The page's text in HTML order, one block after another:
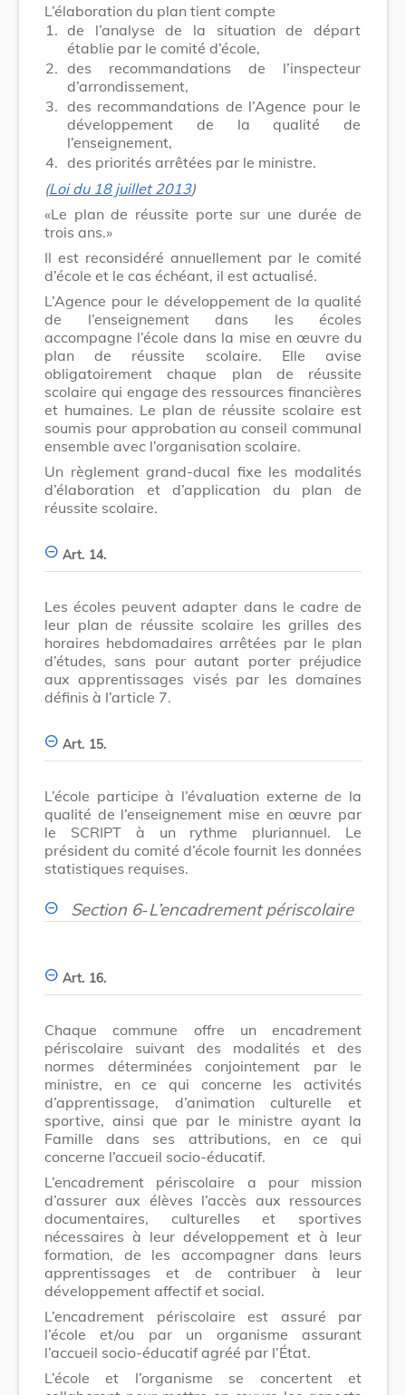
L’élaboration du plan tient compte
1. de l’analyse de la situation de départ
établie par le comité d’école,
2. des recommandations de l’inspecteur
d’arrondissement,
3. des recommandations de l’Agence pour le
développement de la qualité de
l’enseignement,
4. des priorités arrêtées par le ministre.
(Loi du 18 juillet 2013)
«Le plan de réussite porte sur une durée de
trois ans.»
Il est reconsidéré annuellement par le comité
d’école et le cas échéant, il est actualisé.
L’Agence pour le développement de la qualité
de l’enseignement dans les écoles
accompagne l’école dans la mise en œuvre du
plan de réussite scolaire. Elle avise
obligatoirement chaque plan de réussite
scolaire qui engage des ressources financières
et humaines. Le plan de réussite scolaire est
soumis pour approbation au conseil communal
ensemble avec l’organisation scolaire.
Un règlement grand-ducal fixe les modalités
d’élaboration et d’application du plan de
réussite scolaire.
Art. 14.
Les écoles peuvent adapter dans le cadre de
leur plan de réussite scolaire les grilles des
horaires hebdomadaires arrêtées par le plan
d’études, sans pour autant porter préjudice
aux apprentissages visés par les domaines
définis à l’article 7.
Art. 15.
L’école participe à l’évaluation externe de la
qualité de l’enseignement mise en œuvre par
le SCRIPT à un rythme pluriannuel. Le
président du comité d’école fournit les données
statistiques requises.
Section 6-L’encadrement périscolaire
Art. 16.
Chaque commune offre un encadrement
périscolaire suivant des modalités et des
normes déterminées conjointement par le
ministre, en ce qui concerne les activités
d’apprentissage, d’animation culturelle et
sportive, ainsi que par le ministre ayant la
Famille dans ses attributions, en ce qui
concerne l’accueil socio-éducatif.
L’encadrement périscolaire a pour mission
d’assurer aux élèves l’accès aux ressources
documentaires, culturelles et sportives
nécessaires à leur développement et à leur
formation, de les accompagner dans leurs
apprentissages et de contribuer à leur
développement affectif et social.
L’encadrement périscolaire est assuré par
l’école et/ou par un organisme assurant
l’accueil socio-éducatif agréé par l’État.
L’école et l’organisme se concertent et